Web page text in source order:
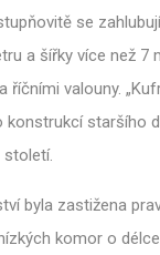
se
a šířky více než 7
říčními valouny.
konstrukcí staršího
století.
byla zastižena
komor o